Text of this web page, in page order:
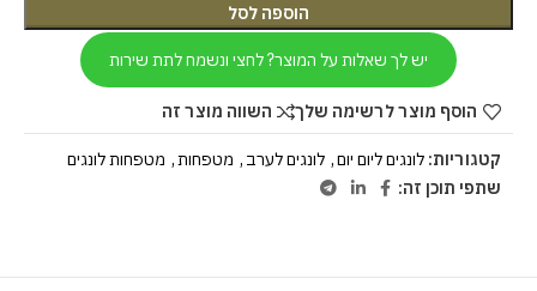
הוספה לסל
יש לך שאלות על המוצר? לחצי ונשמח לתת שירות
הוסף מוצר לרשימה שלך השווה מוצר זה
קטגוריות: לונגים ליום יום, לונגים לערב , מטפחות, מטפחות לונגים
שתפי תוכן זה: